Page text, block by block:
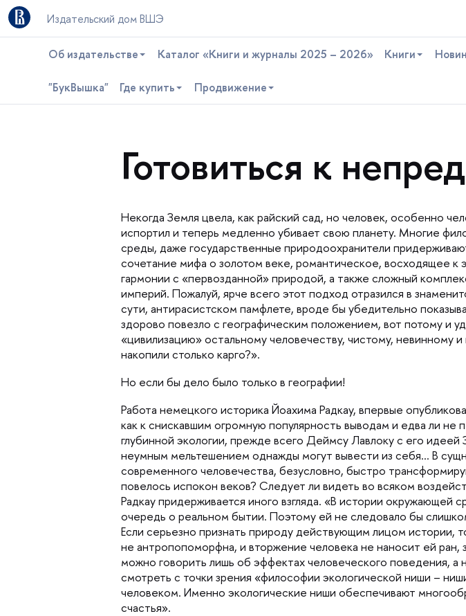
Издательский дом ВШЭ
Об издательстве Каталог «Книги и журналы 2025 – 2026» Книги
"БукВышка" Где купить Продвижение
Готовиться к
Некогда Земля цвела, как райский сад, но человек, особенно
испортил и теперь медленно убивает свою планету. Многие
среды, даже государственные природоохранители
сочетание мифа о золотом веке, романтическое, восходящее
армонии с «первозданной» природой, а также сложный
империй. Пожалуй, ярче всего этот подход отразился в
сути, антирасистском памфлете, вроде бы убедительно
здорово повезло с географическим положением, вот потому и
«цивилизацию» остальному человечеству, чистому, невинному
накопили столько карго?».
Но если бы дело было только в географии!
Работа немецкого историка Йоахима Радкау, впервые
как к снискавшим огромную популярность выводам и едва ли
лубинной экологии, прежде всего Деймсу Лавлоку с его идеей
неумным мельтешением однажды могут вывести из себя… В
современного человечества, безусловно, быстро
повелось испокон веков? Следует ли видеть во всяком
Радкау придерживается иного взгляда. «В истории
очередь о реальном бытии. Поэтому ей не следовало бы
Если серьезно признать природу действующим лицом
не антропопоморфна, и вторжение человека не наносит ей
можно говорить лишь об эффектах человеческого поведения,
смотреть с точки зрения «философии экологической ниши –
человеком. Именно экологические ниши обеспечивают
счастья».